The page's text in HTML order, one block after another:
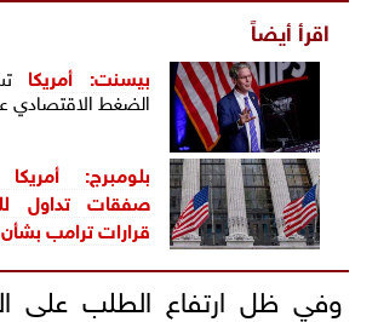
اقرأ أيضاً
بيسنت: أمريكا
الضغط الاقتصادي
بلومبرج:
صفقات تداول
قرارات ترامب بشأن
وفي ظل ارتفاع الطلب على